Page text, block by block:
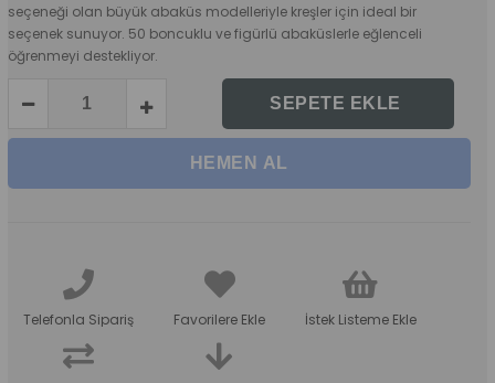
seçeneği olan büyük abaküs modelleriyle kreşler için ideal bir
seçenek sunuyor. 50 boncuklu ve figürlü abaküslerle eğlenceli
öğrenmeyi destekliyor.
Telefonla Sipariş Favorilere Ekle İstek Listeme Ekle